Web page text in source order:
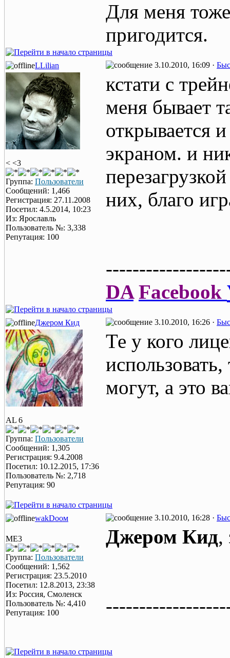
Для меня
пригодится.
LLilian 3.10.2010, 16:09 ·
< <3
Группа: Пользователи
Сообщений: 1,466
Регистрация: 27.11.2008
Посетил: 4.5.2014, 10:23
Из: Ярославль
Пользователь №: 3,338
Репутация: 100
кстати с
меня бывает
открывается
экраном. и
них, благо
DA Facebook
Джером Кид 3.10.2010, 16:26 ·
AL 6
Группа: Пользователи
Сообщений: 1,305
Регистрация: 9.4.2008
Посетил: 10.12.2015, 17:36
Пользователь №: 2,718
Репутация: 90
Те у кого
использовать,
могут, а это
wаkDоом 3.10.2010, 16:28 ·
ME3
Группа: Пользователи
Сообщений: 1,562
Регистрация: 23.5.2010
Посетил: 12.8.2013, 23:38
Из: Россия, Смоленск
Пользователь №: 4,410
Репутация: 100
Джером Кид,